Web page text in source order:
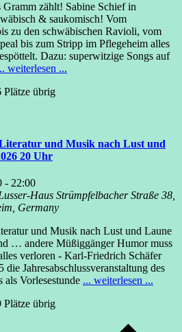
Gramm zählt! Sabine Schief in
& saukomisch! Vom
zu den schwäbischen Ravioli, vom
bis zum Stripp im Pflegeheim alles
Dazu: superwitzige Songs auf
weiterlesen ...
Plätze übrig
und Musik nach Lust und
20 Uhr
- 22:00
Haus Strümpfelbacher Straße 38,
Germany
und Musik nach Lust und Laune
… andere Müßiggänger Humor muss
verloren - Karl-Friedrich Schäfer
die Jahresabschlussveranstaltung des
Vorlesestunde ... weiterlesen ...
Plätze übrig